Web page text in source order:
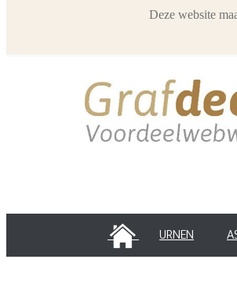
HOME URNEN
Deze website